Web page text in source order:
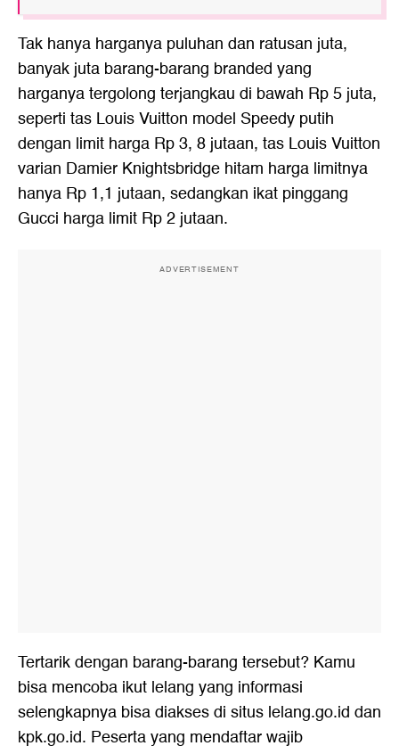
Tak hanya harganya puluhan dan ratusan juta,
banyak juta barang-barang branded yang
harganya tergolong terjangkau di bawah Rp 5 juta,
seperti tas Louis Vuitton model Speedy putih
dengan limit harga Rp 3, 8 jutaan, tas Louis Vuitton
varian Damier Knightsbridge hitam harga limitnya
hanya Rp 1,1 jutaan, sedangkan ikat pinggang
Gucci harga limit Rp 2 jutaan.
ADVERTISEMENT
Tertarik dengan barang-barang tersebut? Kamu
bisa mencoba ikut lelang yang informasi
selengkapnya bisa diakses di situs lelang.go.id dan
kpk.go.id. Peserta yang mendaftar wajib